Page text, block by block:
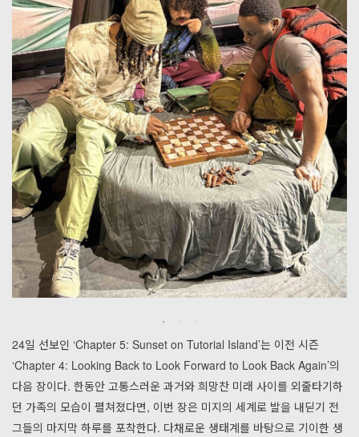
24일 선보인 ‘Chapter 5: Sunset on Tutorial Island’는 이전 시즌
‘Chapter 4: Looking Back to Look Forward to Look Back Again’의
다음 장이다. 한동안 고통스러운 과거와 희망찬 미래 사이를 외줄타기하
던 가족의 모습이 펼쳐졌다면, 이번 장은 미지의 세계로 발을 내딛기 전
그들의 마지막 하루를 포착한다. 다채로운 생태계를 바탕으로 기이한 생